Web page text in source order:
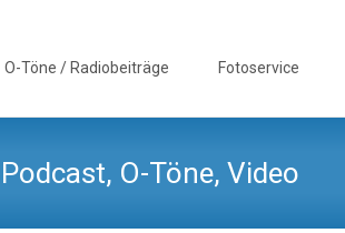
O-Töne / Radiobeiträge Fotoservice
O-Töne, Video